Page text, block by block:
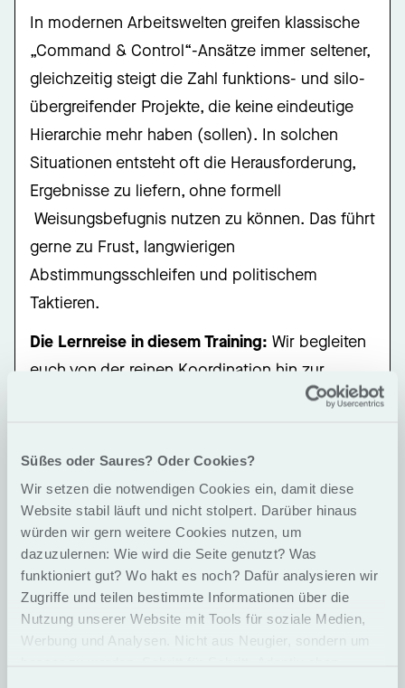
Süßes oder Saures? Oder Cookies?
Wir setzen die notwendigen Cookies ein, damit diese
Website stabil läuft und nicht stolpert. Darüber hinaus
würden wir gern weitere Cookies nutzen, um
dazuzulernen: Wie wird die Seite genutzt? Was
funktioniert gut? Wo hakt es noch? Dafür analysieren wir
Zugriffe und teilen bestimmte Informationen über die
Nutzung unserer Website mit Tools für soziale Medien,
Werbung und Analysen. Nicht aus Neugier, sondern um
In modernen Arbeitswelten greifen klassische
„Command & Control“-Ansätze immer seltener,
gleichzeitig steigt die Zahl funktions- und silo-
übergreifender Projekte, die keine eindeutige
Hierarchie mehr haben (sollen). In solchen
Situationen entsteht oft die Herausforderung,
Ergebnisse zu liefern, ohne formell
Weisungsbefugnis nutzen zu können. Das führt
gerne zu Frust, langwierigen
Abstimmungsschleifen und politischem
Taktieren.
Die Lernreise in diesem Training: Wir begleiten
euch von der reinen Koordination hin zur
inspirierenden lateralen Führung. Statt Druck
Ihr wechselt die Perspektive: weg vom
„Abarbeiten“ hin zum Gestalten von
Rahmenbedingungen, in denen
Selbstverantwortung wachsen kann.
Für wen ist dieser Kurs?
Projektleiter*innen und Product Owner, die